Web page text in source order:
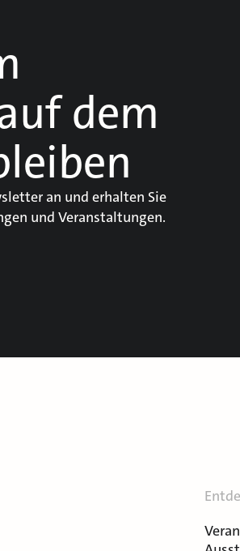
dem
an und erhalten Sie
und Veranstaltungen.